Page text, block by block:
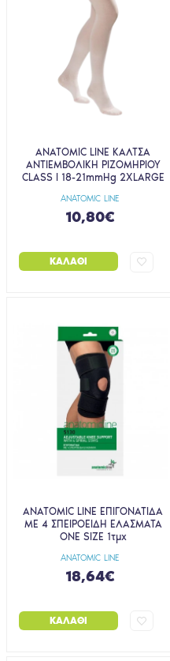
ANATOMIC LINE
ANATOMIC LINE ΚΑΛΤΣΑ
ΑΝΤΙΕΜΒΟΛΙΚΗ ΡΙΖΟΜΗΡΙΟΥ
CLASS I 18-21mmHg 2XLARGE
10,80€
ΚΑΛΆΘΙ
ANATOMIC LINE
ANATOMIC LINE ΕΠΙΓΟΝΑΤΙΔΑ
ΜΕ 4 ΣΠΕΙΡΟΕΙΔΗ ΕΛΑΣΜΑΤΑ
ONE SIZE 1τμχ
18,64€
ΚΑΛΆΘΙ